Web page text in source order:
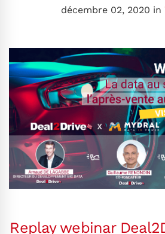
décembre 02, 2020 in
Replay webinar